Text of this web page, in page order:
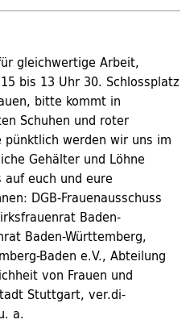
gleichwertige Arbeit,
bis 13 Uhr 30. Schlossplatz
bitte kommt in
Schuhen und roter
werden wir uns im
Gehälter und Löhne
euch und eure
DGB-Frauenausschuss
Baden-
Baden-Württemberg,
Baden e.V., Abteilung
von Frauen und
Stuttgart, ver.di-
a.